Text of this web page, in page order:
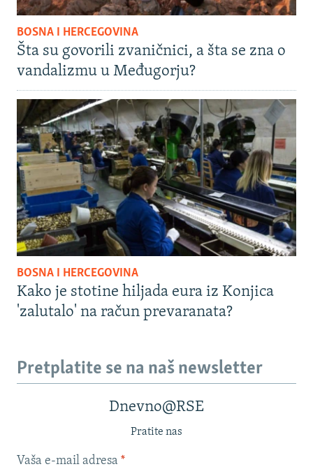
BOSNA I HERCEGOVINA
Šta su govorili zvaničnici, a šta se zna o
vandalizmu u Međugorju?
BOSNA I HERCEGOVINA
Kako je stotine hiljada eura iz Konjica
'zalutalo' na račun prevaranata?
Pretplatite se na naš newsletter
Dnevno@RSE
Pratite nas
Vaša e-mail adresa *